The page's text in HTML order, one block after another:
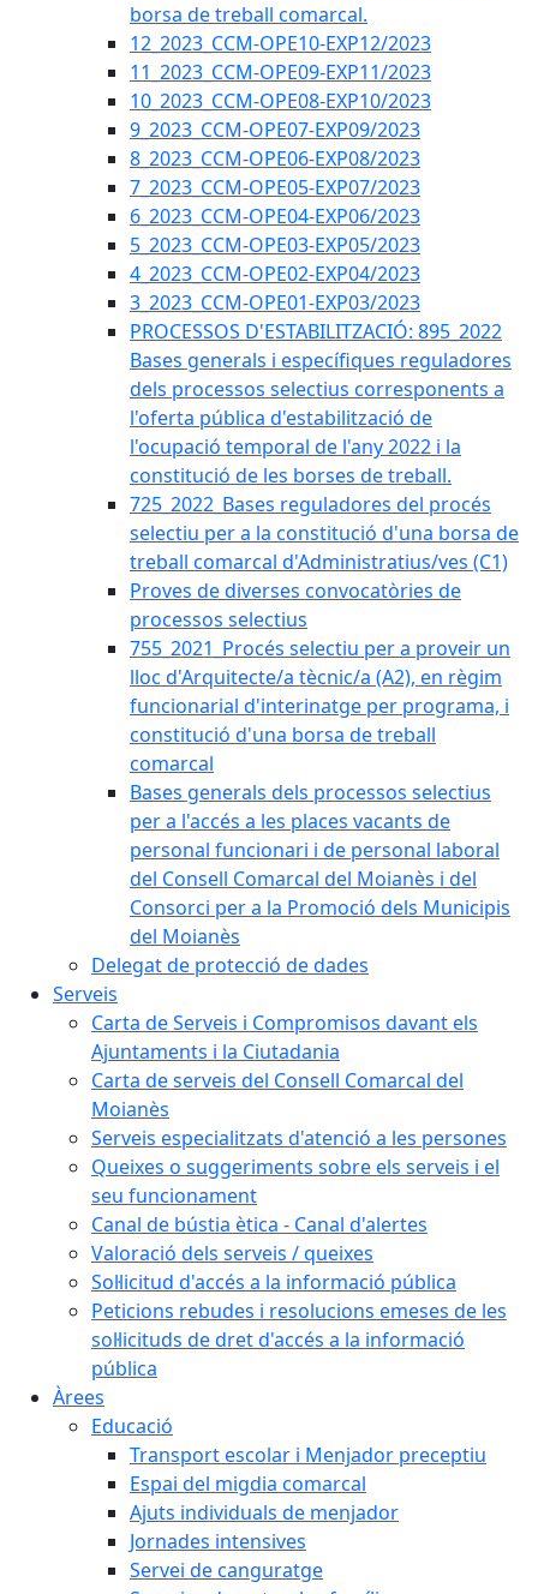
borsa de treball comarcal.
12_2023_CCM-OPE10-EXP12/2023
11_2023_CCM-OPE09-EXP11/2023
10_2023_CCM-OPE08-EXP10/2023
9_2023_CCM-OPE07-EXP09/2023
8_2023_CCM-OPE06-EXP08/2023
7_2023_CCM-OPE05-EXP07/2023
6_2023_CCM-OPE04-EXP06/2023
5_2023_CCM-OPE03-EXP05/2023
4_2023_CCM-OPE02-EXP04/2023
3_2023_CCM-OPE01-EXP03/2023
PROCESSOS D'ESTABILITZACIÓ: 895_2022
Bases generals i específiques reguladores
dels processos selectius corresponents a
l'oferta pública d'estabilització de
l'ocupació temporal de l'any 2022 i la
constitució de les borses de treball.
725_2022_Bases reguladores del procés
selectiu per a la constitució d'una borsa de
treball comarcal d'Administratius/ves (C1)
Proves de diverses convocatòries de
processos selectius
755_2021_Procés selectiu per a proveir un
lloc d'Arquitecte/a tècnic/a (A2), en règim
funcionarial d'interinatge per programa, i
constitució d'una borsa de treball
comarcal
Bases generals dels processos selectius
per a l'accés a les places vacants de
personal funcionari i de personal laboral
del Consell Comarcal del Moianès i del
Consorci per a la Promoció dels Municipis
del Moianès
Delegat de protecció de dades
Serveis
Carta de Serveis i Compromisos davant els
Ajuntaments i la Ciutadania
Carta de serveis del Consell Comarcal del
Moianès
Serveis especialitzats d'atenció a les persones
Queixes o suggeriments sobre els serveis i el
seu funcionament
Canal de bústia ètica - Canal d'alertes
Valoració dels serveis / queixes
Sol·licitud d'accés a la informació pública
Peticions rebudes i resolucions emeses de les
sol·licituds de dret d'accés a la informació
pública
Àrees
Educació
Transport escolar i Menjador preceptiu
Espai del migdia comarcal
Ajuts individuals de menjador
Jornades intensives
Servei de canguratge